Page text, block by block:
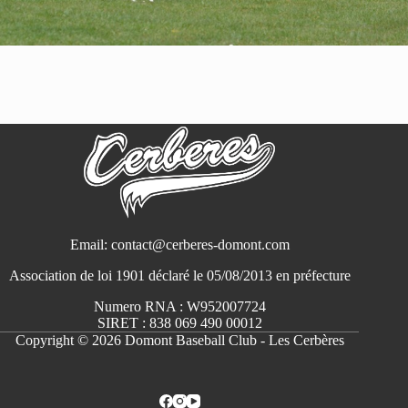
Email: contact@cerberes-domont.com
Association de loi 1901 déclaré le 05/08/2013 en préfecture
Numero RNA : W952007724
SIRET : 838 069 490 00012
Copyright © 2026 Domont Baseball Club - Les Cerbères